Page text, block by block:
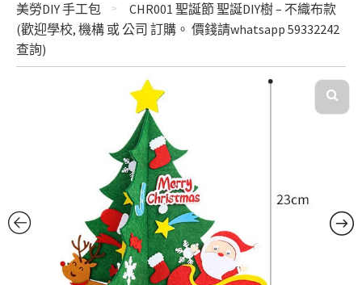
美勞DIY 手工包
CHR001 聖誕節 聖誕DIY樹 – 不織布款
(歡迎學校, 機構 或 公司 訂購。 價錢請whatsapp 59332242
查詢)